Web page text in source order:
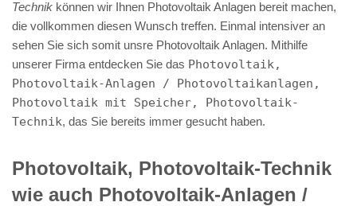
Technik können wir Ihnen Photovoltaik Anlagen bereit machen,
die vollkommen diesen Wunsch treffen. Einmal intensiver an
sehen Sie sich somit unsre Photovoltaik Anlagen. Mithilfe
unserer Firma entdecken Sie das Photovoltaik,
Photovoltaik-Anlagen / Photovoltaikanlagen,
Photovoltaik mit Speicher, Photovoltaik-
Technik, das Sie bereits immer gesucht haben.
Photovoltaik, Photovoltaik-Technik
wie auch Photovoltaik-Anlagen /